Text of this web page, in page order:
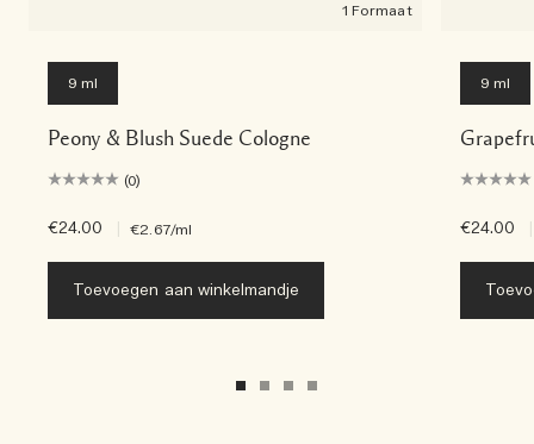
1 Formaat
9 ml
Peony & Blush Suede Cologne
(0)
€24.00 €2.67/ml
Toevoegen aan winkelmandje
9 ml
€24.00